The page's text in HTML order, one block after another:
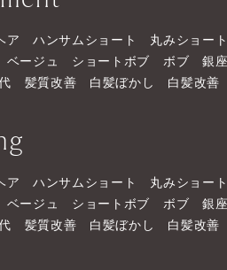
ア ハンサムショート 丸みショ
ベージュ ショートボブ ボブ
髪質改善 白髪ぼかし 白髪改善
ア ハンサムショート 丸みショ
ベージュ ショートボブ ボブ
髪質改善 白髪ぼかし 白髪改善